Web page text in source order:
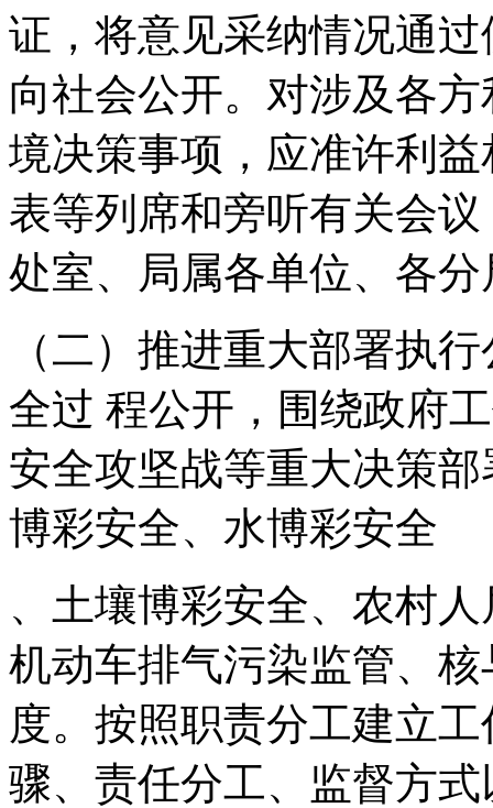
证，将意见采纳情况通
向社会公开。对涉及各
境决策事项，应准许利
表等列席和旁听有关会
处室、局属各单位、各
（二）推进重大部署执
全过 程公开，围绕政府
安全攻坚战等重大决策
博彩安全、水博彩安全
、土壤博彩安全、农村
机动车排气污染监管、
度。按照职责分工建立
骤、责任分工、监督方